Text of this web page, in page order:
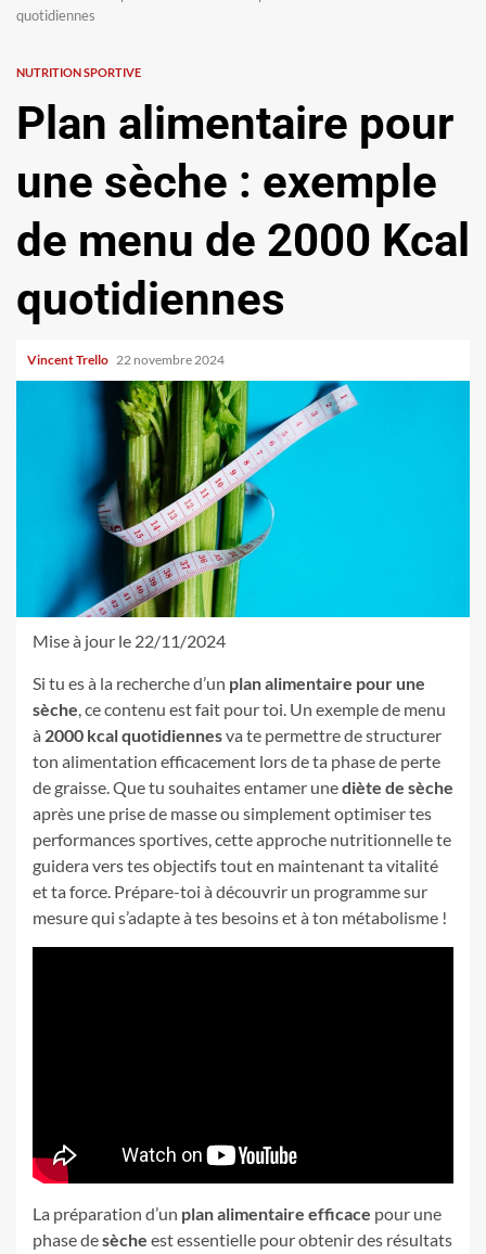
quotidiennes
NUTRITION SPORTIVE
Plan alimentaire pour
une sèche : exemple
de menu de 2000 Kcal
quotidiennes
Vincent Trello 22 novembre 2024
Mise à jour le 22/11/2024
Si tu es à la recherche d’un plan alimentaire pour une
sèche, ce contenu est fait pour toi. Un exemple de menu
à 2000 kcal quotidiennesva te permettre de structurer
ton alimentation efficacement lors de ta phase de perte
de graisse. Que tu souhaites entamer unediète de sèche
après une prise de masse ou simplement optimiser tes
performances sportives, cette approche nutritionnelle te
guidera vers tes objectifs tout en maintenant ta vitalité
et ta force. Prépare-toi à découvrir un programme sur
mesure qui s’adapte à tes besoins et à ton métabolisme !
La préparation d’un plan alimentaire efficace pour une
phase desèche est essentielle pour obtenir des résultats